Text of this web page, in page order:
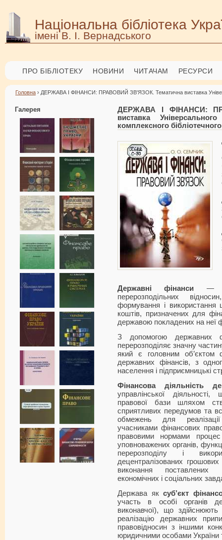
Національна бібліотека
імені В. І. Вернадського
ПРО БІБЛІОТЕКУ НОВИНИ ЧИТАЧАМ РЕСУРСИ
Головна › ДЕРЖАВА І ФІНАНСИ: ПРАВОВИЙ ЗВ'ЯЗОК. Тематична виставка
Галерея
ДЕРЖАВА І ФІНАНСИ:
виставка
комплексного
Державні фінанси — це
перерозподільних
формування і використання
коштів, призначених для
державою покладених на неї
З допомогою державних
перерозподіляє значну
який є головним об’єктом
державних фінансів, з
населення і підприємницькі
Фінансова діяльність
управлінської
правової бази шляхом
сприятливих передумов та
обмежень для реалізації
учасниками фінансових
правовими нормами
уповноважених органів,
перерозподілу і
децентралізованих
виконання поставлених
економічних і соціальних
Держава яксуб’єкт
участь в особі органів
виконавчої), що
реалізацію державних
правовідносин з іншими
юридичними особами України